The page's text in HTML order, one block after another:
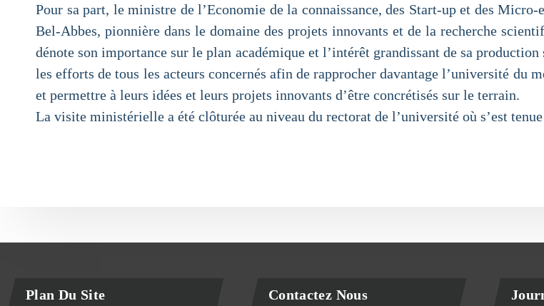
Pour sa part, le ministre de l’Economie de la connaissance, des Start-up et des
Bel-Abbes, pionnière dans le domaine des projets innovants et de la recherche
dénote son importance sur le plan académique et l’intérêt grandissant de sa
les efforts de tous les acteurs concernés afin de rapprocher davantage l’université du
et permettre à leurs idées et leurs projets innovants d’être concrétisés sur le terrain.
La visite ministérielle a été clôturée au niveau du rectorat de l’université où s’est
Plan Du Site Contactez Nous